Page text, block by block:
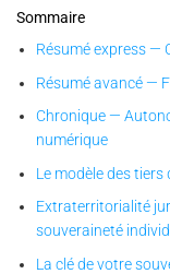
Sommaire
Résumé express —
Résumé avancé —
Chronique —
numérique
Le modèle des
Extraterritorialité
souveraineté
La clé de votre